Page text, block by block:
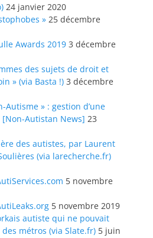
24 janvier 2020
» 25 décembre
Awards 2019 3 décembre
des sujets de droit et
» (via Basta !) 3 décembre
Autisme » : gestion d’une
Autistan News] 23
des autistes, par Laurent
(via larecherche.fr)
5 novembre
5 novembre 2019
autiste qui ne pouvait
métros (via Slate.fr) 5 juin